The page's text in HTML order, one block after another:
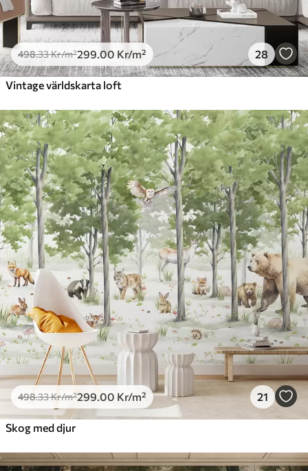
498.33Kr/m²299 .00 Kr/m² 28
Vintage världskarta loft
498.33Kr/m²299 .00 Kr/m² 21
Skog med djur